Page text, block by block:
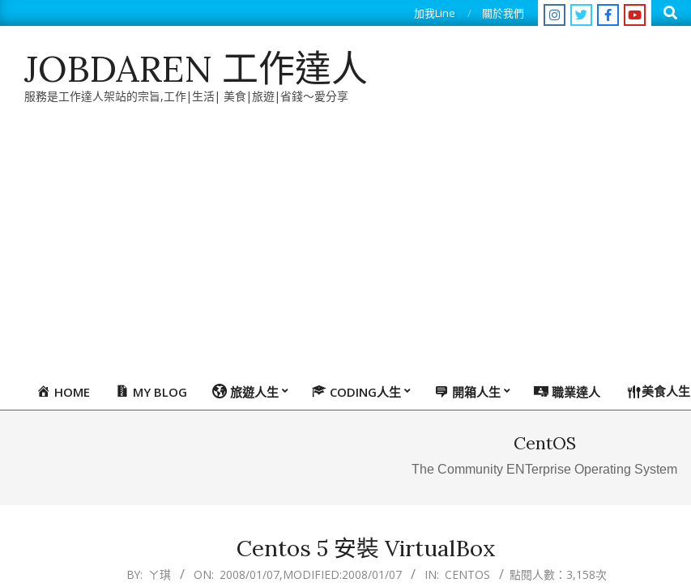
to
加我Line 關於我們 Search
JOBDAREN 工作達人
服務是工作達人架站的宗旨,工作|生活| 美食|旅遊|省錢～愛分享
PrimaryHOME MY BLOG 旅遊人生 CODING人生 開箱人生 職業達人 美食人生
CentOS
The Community ENTerprise Operating System
Centos 5 安裝 VirtualBox
BY: ㄚ琪 ON: 2008/01/07,MODIFIED:2008/01/07 IN: CENTOS 點閱人數：3,158次